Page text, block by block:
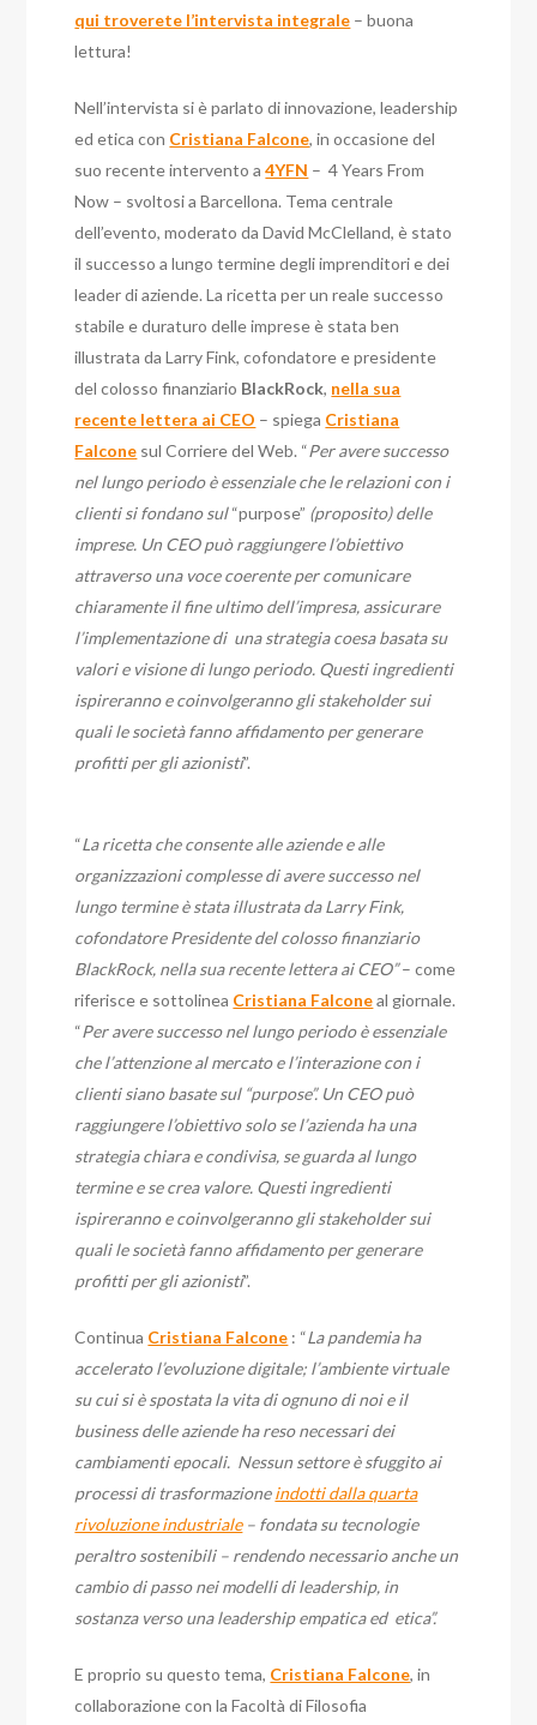
qui troverete l’intervista integrale – buona
lettura!
Nell’intervista si è parlato di innovazione, leadership
ed etica con Cristiana Falcone, in occasione del
suo recente intervento a4YFN – 4 Years From
Now – svoltosi a Barcellona. Tema centrale
dell’evento, moderato da David McClelland, è stato
il successo a lungo termine degli imprenditori e dei
leader di aziende. La ricetta per un reale successo
stabile e duraturo delle imprese è stata ben
illustrata da Larry Fink, cofondatore e presidente
del colosso finanziario BlackRock, nella sua
recente lettera ai CEO – spiega Cristiana
Falcone sul Corriere del Web. “Per avere successo
nel lungo periodo è essenziale che le relazioni con i
clienti si fondano sul“purpose” (proposito) delle
imprese. Un CEO può raggiungere l’obiettivo
attraverso una voce coerente per comunicare
chiaramente il fine ultimo dell’impresa, assicurare
l’implementazione di una strategia coesa basata su
valori e visione di lungo periodo. Questi ingredienti
ispireranno e coinvolgeranno gli stakeholder sui
quali le società fanno affidamento per generare
profitti per gli azionisti”.
“La ricetta che consente alle aziende e alle
organizzazioni complesse di avere successo nel
lungo termine è stata illustrata da Larry Fink,
cofondatore Presidente del colosso finanziario
BlackRock, nella sua recente lettera ai CEO”– come
riferisce e sottolinea Cristiana Falconeal giornale.
“Per avere successo nel lungo periodo è essenziale
che l’attenzione al mercato e l’interazione con i
clienti siano basate sul “purpose”. Un CEO può
raggiungere l’obiettivo solo se l’azienda ha una
strategia chiara e condivisa, se guarda al lungo
termine e se crea valore. Questi ingredienti
ispireranno e coinvolgeranno gli stakeholder sui
quali le società fanno affidamento per generare
profitti per gli azionisti”.
Continua Cristiana Falcone : “Lapandemia ha
accelerato l’evoluzione digitale; l’ambiente virtuale
su cui si è spostata la vita di ognuno di noi e il
business delle aziende ha reso necessari dei
cambiamenti epocali. Nessun settore è sfuggito ai
processi di trasformazioneindotti dalla quarta
rivoluzione industriale– fondata su tecnologie
peraltro sostenibili – rendendo necessario anche un
cambio di passo nei modelli di leadership, in
sostanza verso una leadership empatica ed etica”.
E proprio su questo tema, Cristiana Falcone, in
collaborazione con la Facoltà di Filosofia